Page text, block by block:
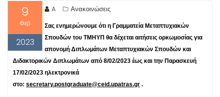
9
Φεβ
2023
A Ανακοινώσεις
Σας ενημερώνουμε ότι η Γραμματεία Μεταπτυχιακών
Σπουδών του ΤΜΗΥΠ θα δέχεται αιτήσεις ορκωμοσίας για
απονομή Διπλωμάτων Μεταπτυχιακών Σπουδών και
Διδακτορικών Διπλωμάτων από 8/02/2023 έως και την Παρασκευή
17/02/2023 ηλεκτρονικά
στο: secretary.postgraduate@ceid.upatras.gr .